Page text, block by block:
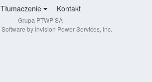
Tłumaczenie Kontakt
Grupa PTWP SA
by Invision Power Services, Inc.